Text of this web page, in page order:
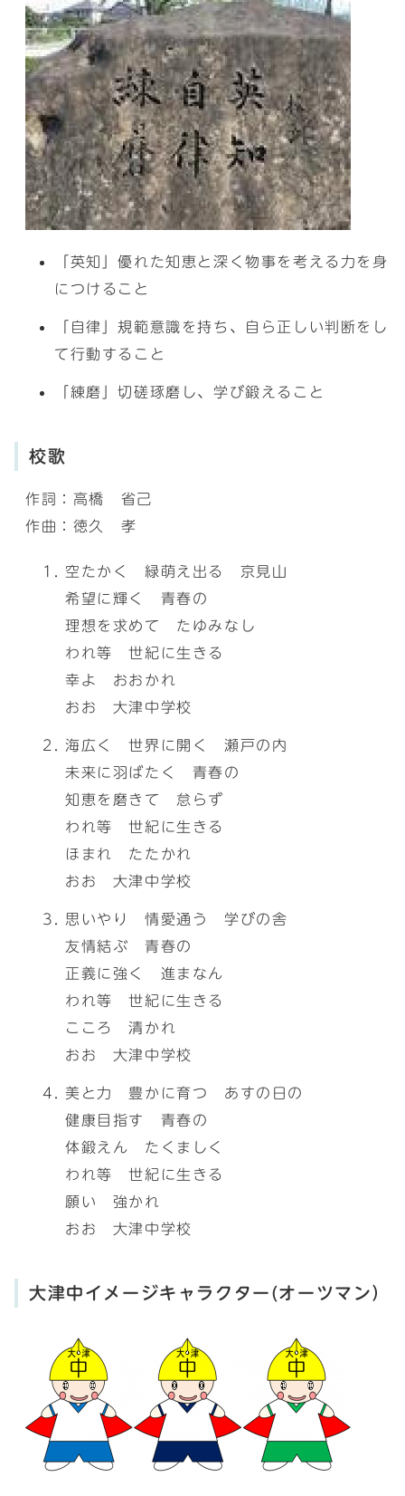
「英知」優れた知恵と深く物事を考える力を身
につけること
「自律」規範意識を持ち、自ら正しい判断をし
て行動すること
「練磨」切磋琢磨し、学び鍛えること
校歌
作詞：高橋 省己
作曲：徳久 孝
空たかく 緑萌え出る 京見山
希望に輝く 青春の
理想を求めて たゆみなし
われ等 世紀に生きる
幸よ おおかれ
おお 大津中学校
海広く 世界に開く 瀬戸の内
未来に羽ばたく 青春の
知恵を磨きて 怠らず
われ等 世紀に生きる
ほまれ たたかれ
おお 大津中学校
思いやり 情愛通う 学びの舎
友情結ぶ 青春の
正義に強く 進まなん
われ等 世紀に生きる
こころ 清かれ
おお 大津中学校
美と力 豊かに育つ あすの日の
健康目指す 青春の
体鍛えん たくましく
われ等 世紀に生きる
願い 強かれ
おお 大津中学校
大津中イメージキャラクター(オーツマン）